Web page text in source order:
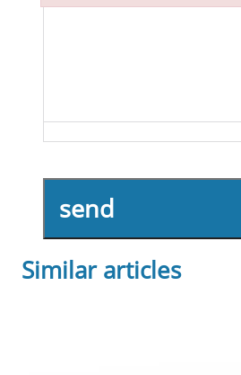
send
Similar articles
Failed to initialize plugin: wplink